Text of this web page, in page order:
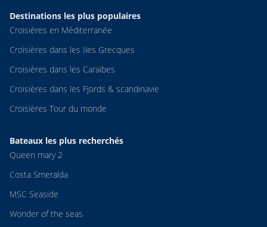
Destinations les plus populaires
Croisières en Méditerranée
Croisières dans les Iles Grecques
Croisières dans les Caraibes
Croisières dans les Fjords & scandinavie
Croisières Tour du monde
Bateaux les plus recherchés
Queen mary 2
Costa Smeralda
MSC Seaside
Wonder of the seas